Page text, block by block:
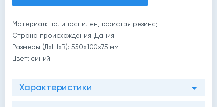
Материал: полипропилен,пористая резина;
Страна происхождения: Дания:
Размеры (ДхШхВ): 550х100х75 мм
Цвет: синий.
Характеристики